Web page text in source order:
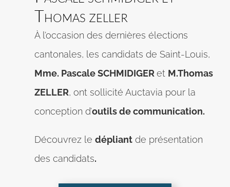
Thomas zeller
À l’occasion des dernières élections
cantonales, les candidats de Saint-Louis,
Mme. Pascale SCHMIDIGER et M.Thomas
ZELLER, ont sollicité Auctavia pour la
conception d’outils de communication.
Découvrez le dépliant de présentation
des candidats.